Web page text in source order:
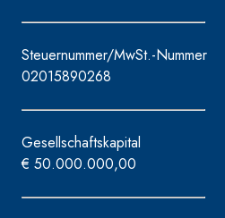
Steuernummer/MwSt.-Nummer
02015890268
Gesellschaftskapital
€ 50.000.000,00